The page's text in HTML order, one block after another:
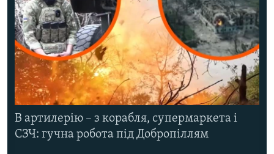
В артилерію – з корабля, супермаркета і
СЗЧ: гучна робота під Добропіллям